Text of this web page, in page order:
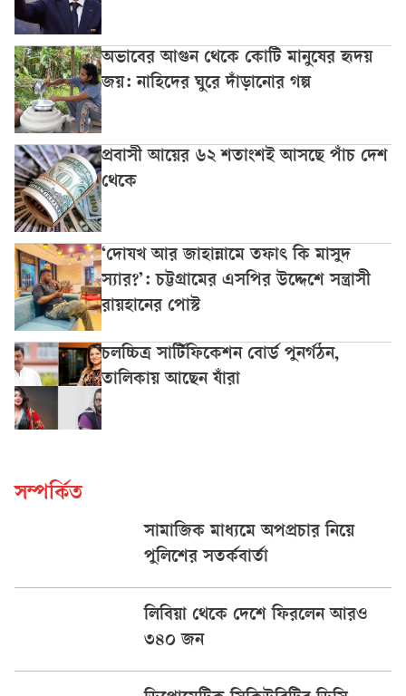
অভাবের আগুন থেকে কোটি মানুষের হৃদয়
জয়: নাহিদের ঘুরে দাঁড়ানোর গল্প
প্রবাসী আয়ের ৬২ শতাংশই আসছে পাঁচ দেশ
থেকে
‘দোযখ আর জাহান্নামে তফাৎ কি মাসুদ
স্যার?’: চট্টগ্রামের এসপির উদ্দেশে সন্ত্রাসী
রায়হানের পোস্ট
চলচ্চিত্র সার্টিফিকেশন বোর্ড পুনর্গঠন,
তালিকায় আছেন যাঁরা
সম্পর্কিত
সামাজিক মাধ্যমে অপপ্রচার নিয়ে
পুলিশের সতর্কবার্তা
লিবিয়া থেকে দেশে ফিরলেন আরও
৩৪০ জন